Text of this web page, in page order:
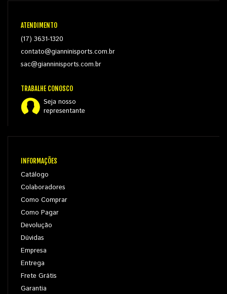
ATENDIMENTO
(17) 3631-1320
contato@gianninisports.com.br
sac@gianninisports.com.br
TRABALHE CONOSCO
Seja nosso
representante
INFORMAÇÕES
Catálogo
Colaboradores
Como Comprar
Como Pagar
Devolução
Dúvidas
Empresa
Entrega
Frete Grátis
Garantia